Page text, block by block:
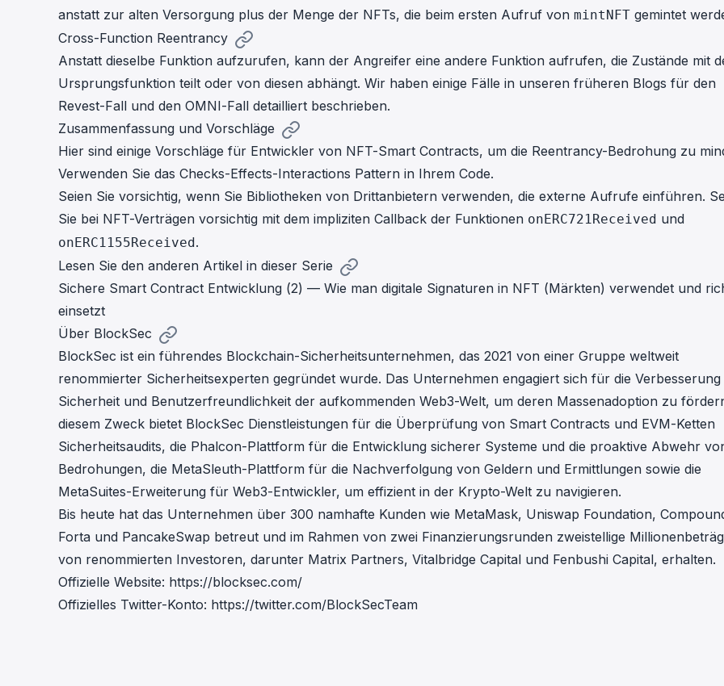
anstatt zur alten Versorgung plus der Menge der NFTs, die beim ersten Aufruf von mintNFT gemintet
Cross-Function Reentrancy
Anstatt dieselbe Funktion aufzurufen, kann der Angreifer eine andere Funktion aufrufen, die Zustände mit
Ursprungsfunktion teilt oder von diesen abhängt. Wir haben einige Fälle in unseren früheren Blogs für den
Revest-Fall und den OMNI-Fall detailliert beschrieben.
Zusammenfassung und Vorschläge
Hier sind einige Vorschläge für Entwickler von NFT-Smart Contracts, um die Reentrancy-Bedrohung zu
Verwenden Sie das Checks-Effects-Interactions Pattern in Ihrem Code.
Seien Sie vorsichtig, wenn Sie Bibliotheken von Drittanbietern verwenden, die externe Aufrufe einführen.
Sie bei NFT-Verträgen vorsichtig mit dem impliziten Callback der Funktionen onERC721Received und
onERC1155Received.
Lesen Sie den anderen Artikel in dieser Serie
Sichere Smart Contract Entwicklung (2) — Wie man digitale Signaturen in NFT (Märkten) verwendet und
einsetzt
Über BlockSec
BlockSec ist ein führendes Blockchain-Sicherheitsunternehmen, das 2021 von einer Gruppe weltweit
renommierter Sicherheitsexperten gegründet wurde. Das Unternehmen engagiert sich für die
Sicherheit und Benutzerfreundlichkeit der aufkommenden Web3-Welt, um deren Massenadoption zu
diesem Zweck bietet BlockSec Dienstleistungen für die Überprüfung von Smart Contracts und EVM-Ketten
Sicherheitsaudits, die Phalcon-Plattform für die Entwicklung sicherer Systeme und die proaktive Abwehr
Bedrohungen, die MetaSleuth-Plattform für die Nachverfolgung von Geldern und Ermittlungen sowie die
MetaSuites-Erweiterung für Web3-Entwickler, um effizient in der Krypto-Welt zu navigieren.
Bis heute hat das Unternehmen über 300 namhafte Kunden wie MetaMask, Uniswap Foundation,
Forta und PancakeSwap betreut und im Rahmen von zwei Finanzierungsrunden zweistellige
von renommierten Investoren, darunter Matrix Partners, Vitalbridge Capital und Fenbushi Capital, erhalten.
Offizielle Website: https://blocksec.com/
Offizielles Twitter-Konto: https://twitter.com/BlockSecTeam